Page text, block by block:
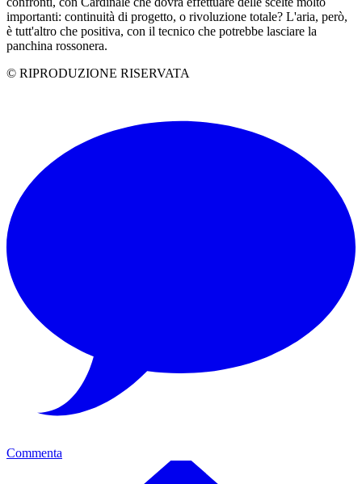
importanti: continuità di progetto, o rivoluzione totale? L'aria, però,
è tutt'altro che positiva, con il tecnico che potrebbe lasciare la
panchina rossonera.
© RIPRODUZIONE RISERVATA
Commenta